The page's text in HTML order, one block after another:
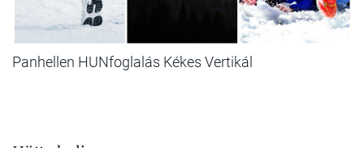
Panhellen HUNfoglalás Kékes Vertikál